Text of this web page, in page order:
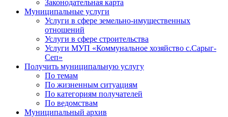
Законодательная карта
Муниципальные услуги
Услуги в сфере земельно-имущественных
отношений
Услуги в сфере строительства
Услуги МУП «Коммунальное хозяйство с.Сарыг-
Сеп»
Получить муниципальную услугу
По темам
По жизненным ситуациям
По категориям получателей
По ведомствам
Муниципальный архив